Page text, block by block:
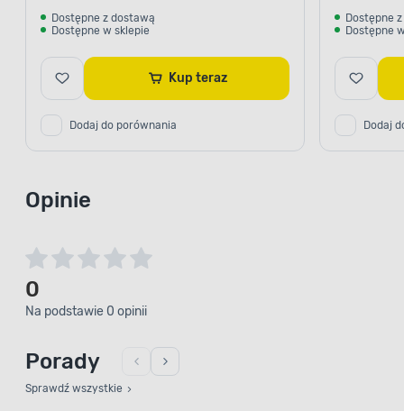
Dostępne z dostawą
Dostępne w sklepie
Kup teraz
Dodaj do porównania
Dostępne
Dostępne
Dodaj
Opinie
0
Na podstawie 0 opinii
Porady
Sprawdź wszystkie